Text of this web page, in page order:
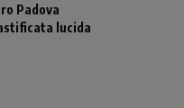
Padova
lucida